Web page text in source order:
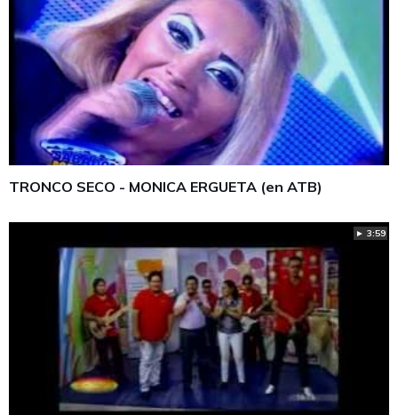
TRONCO SECO - MONICA ERGUETA (en ATB)
► 3:59